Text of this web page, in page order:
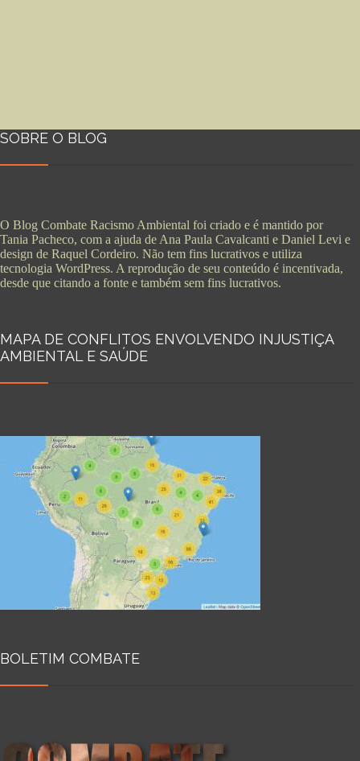
SOBRE O BLOG
O Blog Combate Racismo Ambiental foi criado e é mantido por
Tania Pacheco, com a ajuda de Ana Paula Cavalcanti e Daniel Levi e
design de Raquel Cordeiro. Não tem fins lucrativos e utiliza
tecnologia WordPress. A reprodução de seu conteúdo é incentivada,
desde que citando a fonte e também sem fins lucrativos.
MAPA DE CONFLITOS ENVOLVENDO INJUSTIÇA
AMBIENTAL E SAÚDE
BOLETIM COMBATE